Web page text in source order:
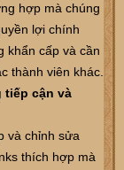
hợp mà chúng
lợi chính
khẩn cấp và cần
thành viên khác.
tiếp cận và
và chỉnh sửa
thích hợp mà